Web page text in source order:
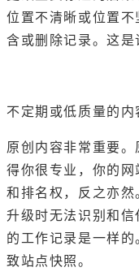
位置不清晰或位置
含或删除记录。这是
不定期或低质量的内
原创内容非常重要
得你很专业，你的
和排名权，反之亦然
升级时无法识别和
的工作记录是一样
致站点快照。